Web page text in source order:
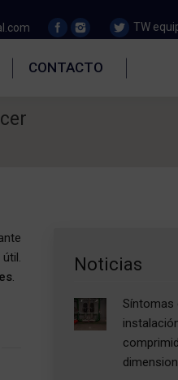
TW
CONTACTO
.
Noticias
Síntomas